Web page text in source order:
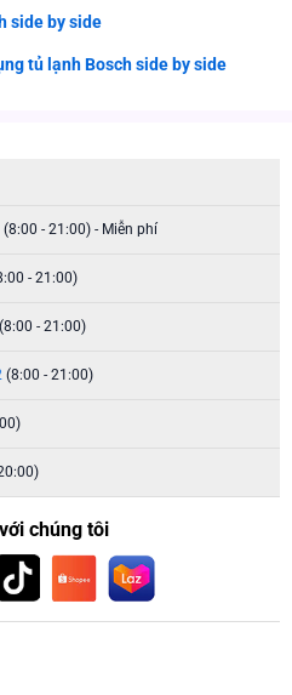
side by side
tủ lạnh Bosch side by side
(8:00 - 21:00) - Miễn phí
- 21:00)
(8:00 - 21:00)
(8:00 - 21:00)
chúng tôi